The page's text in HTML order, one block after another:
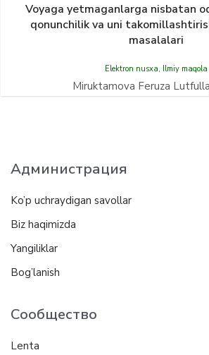
Voyaga yetmaganlarga nisbatan
qonunchilik va uni
masalalari
Elektron nusxa, Ilmiy maqola
Miruktamova Feruza
Администрация
Ko’p uchraydigan savollar
Biz haqimizda
Yangiliklar
Bog’lanish
Сообщество
Lenta